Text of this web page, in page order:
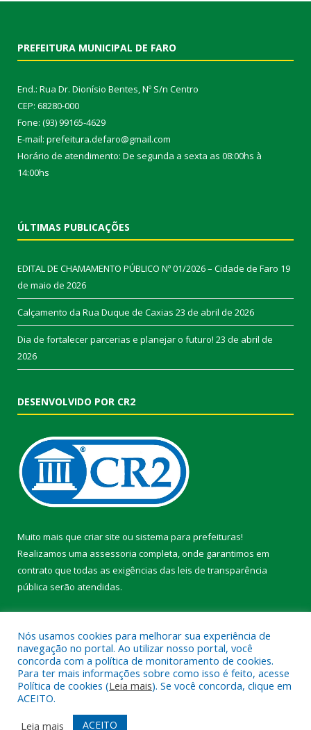
PREFEITURA MUNICIPAL DE FARO
End.: Rua Dr. Dionísio Bentes, Nº S/n Centro
CEP: 68280-000
Fone: (93) 99165-4629
E-mail: prefeitura.defaro@gmail.com
Horário de atendimento: De segunda a sexta as 08:00hs à
14:00hs
ÚLTIMAS PUBLICAÇÕES
EDITAL DE CHAMAMENTO PÚBLICO Nº 01/2026 – Cidade de Faro 19
de maio de 2026
Calçamento da Rua Duque de Caxias 23 de abril de 2026
Dia de fortalecer parcerias e planejar o futuro! 23 de abril de
2026
DESENVOLVIDO POR CR2
Muito mais que criar site ou sistema para prefeituras!
Realizamos uma assessoria completa, onde garantimos em
contrato que todas as exigências das leis de transparência
pública serão atendidas.
Todos os direitos reservados a Prefeitura Municipal de Faro.
Mapa do Site Acessar Área Administrativa
Nós usamos cookies para melhorar sua experiência de
navegação no portal. Ao utilizar nosso portal, você
concorda com a política de monitoramento de cookies.
Para ter mais informações sobre como isso é feito, acesse
Política de cookies (Leia mais). Se você concorda, clique em
ACEITO.
Leia mais
ACEITO